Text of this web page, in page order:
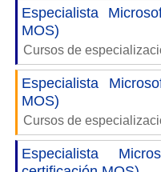
Especialista
MOS)
Cursos de
Especialista
MOS)
Cursos de
Especialista